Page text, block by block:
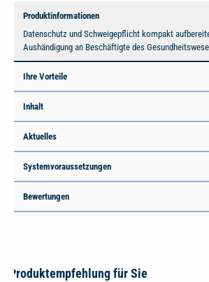
Produktinformationen
Datenschutz und Schweigepflicht kompakt
Aushändigung an Beschäftigte des
Ihre Vorteile
Inhalt
Aktuelles
Systemvoraussetzungen
Bewertungen
Produktempfehlung für Sie